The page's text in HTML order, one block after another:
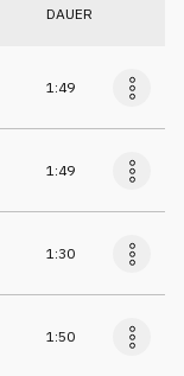
DAUER
1:49
1:49
1:30
1:50